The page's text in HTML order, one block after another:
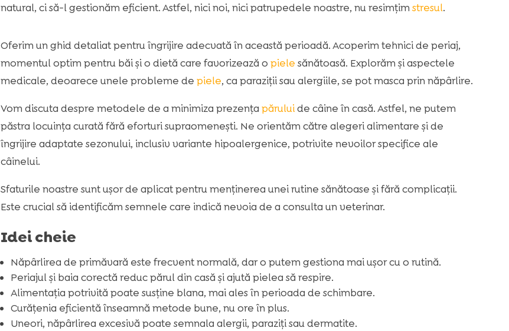
natural, ci să-l gestionăm eficient. Astfel, nici noi, nici patrupedele noastre, nu resimțim stresul.
Oferim un ghid detaliat pentru îngrijire adecvată în această perioadă. Acoperim tehnici de periaj,
momentul optim pentru băi și o dietă care favorizează o piele sănătoasă. Explorăm și aspectele
medicale, deoarece unele probleme de piele, ca paraziții sau alergiile, se pot masca prin năpârlire.
Vom discuta despre metodele de a minimiza prezența păruluide câine în casă. Astfel, ne putem
păstra locuința curată fără eforturi supraomenești. Ne orientăm către alegeri alimentare și de
îngrijire adaptate sezonului, inclusiv variante hipoalergenice, potrivite nevoilor specifice ale
câinelui.
Sfaturile noastre sunt ușor de aplicat pentru menținerea unei rutine sănătoase și fără complicații.
Este crucial să identificăm semnele care indică nevoia de a consulta un veterinar.
Idei cheie
Năpârlirea de primăvară este frecvent normală, dar o putem gestiona mai ușor cu o rutină.
Periajul și baia corectă reduc părul din casă și ajută pielea să respire.
Alimentația potrivită poate susține blana, mai ales în perioada de schimbare.
Curățenia eficientă înseamnă metode bune, nu ore în plus.
Uneori, năpârlirea excesivă poate semnala alergii, paraziți sau dermatite.